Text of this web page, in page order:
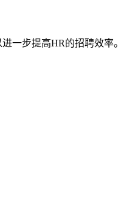
一步提高HR的招聘效率。